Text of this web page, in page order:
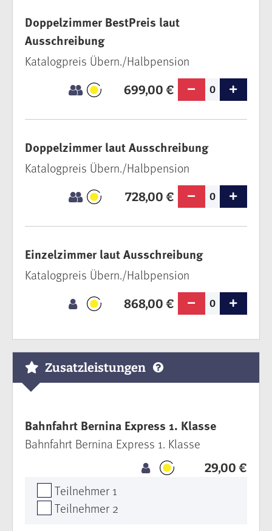
Doppelzimmer BestPreis laut
Ausschreibung
699,00 € 0
Katalogpreis Übern./Halbpension
Doppelzimmer laut Ausschreibung
728,00 € 0
Katalogpreis Übern./Halbpension
Einzelzimmer laut Ausschreibung
868,00 € 0
Katalogpreis Übern./Halbpension
Zusatzleistungen
Bahnfahrt Bernina Express 1. Klasse
29,00 €
Bahnfahrt Bernina Express 1. Klasse
Teilnehmer 1
Teilnehmer 2